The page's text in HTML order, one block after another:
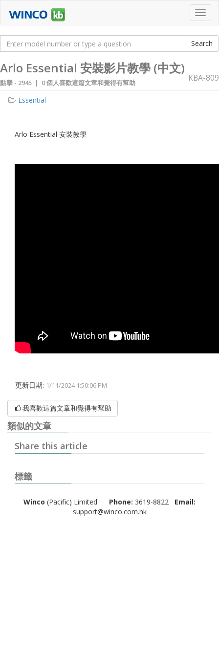
Arlo Essential 安裝影片教學 (中文)
點擊 - 2945 | 0 個人喜歡這篇文章和覺得有幫助 KBA-809
Essential
Arlo Essential 安裝教學
更新日期: 1/11/2024 1:50:06 PM
我喜歡這篇文章和覺得有幫助
類似的文章
Share this article
標籤
Winco (Pacific) Limited Phone: 3619-8822 Email:
support@winco.com.hk